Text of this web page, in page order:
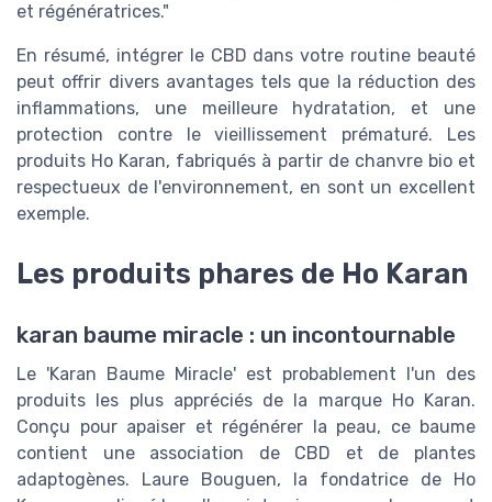
et régénératrices."
En résumé, intégrer le CBD dans votre routine beauté
peut offrir divers avantages tels que la réduction des
inflammations, une meilleure hydratation, et une
protection contre le vieillissement prématuré. Les
produits Ho Karan, fabriqués à partir de chanvre bio et
respectueux de l'environnement, en sont un excellent
exemple.
Les produits phares de Ho Karan
karan baume miracle : un incontournable
Le 'Karan Baume Miracle' est probablement l'un des
produits les plus appréciés de la marque Ho Karan.
Conçu pour apaiser et régénérer la peau, ce baume
contient une association de CBD et de plantes
adaptogènes. Laure Bouguen, la fondatrice de Ho